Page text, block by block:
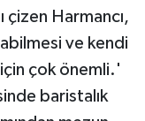
çizen Harmancı,
ve kendi
çok önemli.'
baristalık